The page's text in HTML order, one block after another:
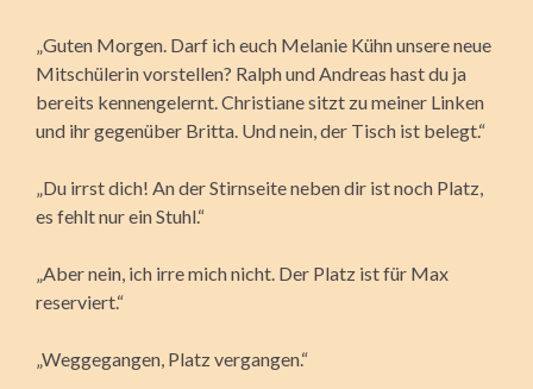
„Guten Morgen. Darf ich euch Melanie Kühn unsere neue
Mitschülerin vorstellen? Ralph und Andreas hast du ja
bereits kennengelernt. Christiane sitzt zu meiner Linken
und ihr gegenüber Britta. Und nein, der Tisch ist belegt.“
„Du irrst dich! An der Stirnseite neben dir ist noch Platz,
es fehlt nur ein Stuhl.“
„Aber nein, ich irre mich nicht. Der Platz ist für Max
reserviert.“
„Weggegangen, Platz vergangen.“